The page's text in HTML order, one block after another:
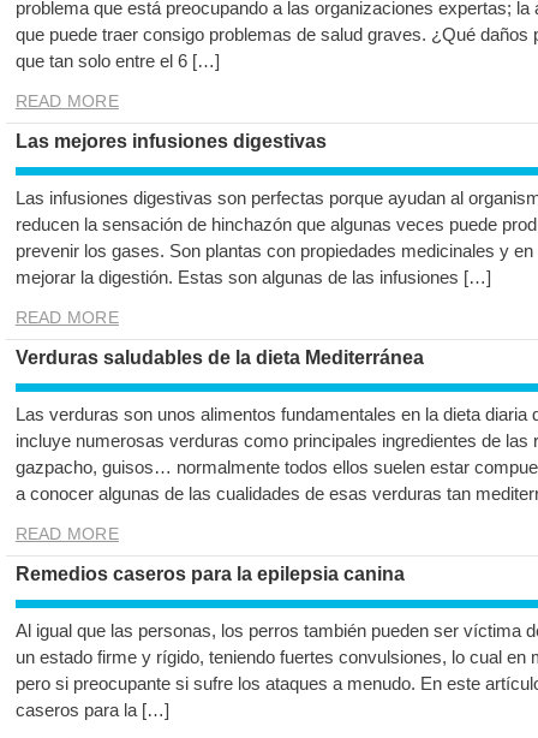
problema que está preocupando a las organizaciones expertas;
que puede traer consigo problemas de salud graves. ¿Qué daños
que tan solo entre el 6 […]
READ MORE
Las mejores infusiones digestivas
Las infusiones digestivas son perfectas porque ayudan al
reducen la sensación de hinchazón que algunas veces puede
prevenir los gases. Son plantas con propiedades medicinales y
mejorar la digestión. Estas son algunas de las infusiones […]
READ MORE
Verduras saludables de la dieta Mediterránea
Las verduras son unos alimentos fundamentales en la dieta diaria
incluye numerosas verduras como principales ingredientes de las
gazpacho, guisos… normalmente todos ellos suelen estar
a conocer algunas de las cualidades de esas verduras tan
READ MORE
Remedios caseros para la epilepsia canina
Al igual que las personas, los perros también pueden ser víctima
un estado firme y rígido, teniendo fuertes convulsiones, lo cual en
pero si preocupante si sufre los ataques a menudo. En este
caseros para la […]